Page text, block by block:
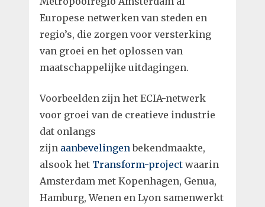
Europese netwerken van steden en
regio’s, die zorgen voor versterking
van groei en het oplossen van
maatschappelijke uitdagingen.
Voorbeelden zijn het ECIA-netwerk
voor groei van de creatieve industrie
dat onlangs
zijn aanbevelingen bekendmaakte,
alsook het Transform-project waarin
Amsterdam met Kopenhagen, Genua,
Hamburg, Wenen en Lyon samenwerkt